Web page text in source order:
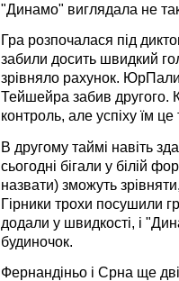
"Динамо" виглядала не
Гра розпочалася під
забили досить швидкий
зрівняло рахунок.
Тейшейра забив другого.
контроль, але успіху їм
В другому таймі навіть
сьогодні бігали у білій
назвати) зможуть
Гірники трохи посушили
додали у швидкості, і
будиночок.
Фернандіньо і Срна ще